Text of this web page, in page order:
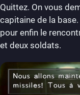
Quittez. On vous
capitaine de la
pour enfin le
et deux soldats.